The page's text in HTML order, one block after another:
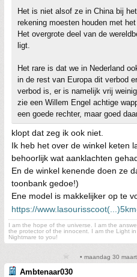
Het is niet alsof ze in China bij
rekening moesten houden met
Het overgrote deel van de
ligt.
Het rare is dat we in Nederland
in de rest van Europa dit verbod
verbod is, er is namelijk vrij
zie een Willem Engel achtige
een goede rechter, maar goed
klopt dat zeg ik ook niet.
Ik heb het over de winkel keten
behoorlijk wat aanklachten
En de winkel kenende doen ze
toonbank gedoe!)
Ene model is makkelijker op te
https://
I am the hope of the universe. I am the
the protector of the innocent. I am the Light
Nightmare to you!
• maandag 30
Ambtenaar030